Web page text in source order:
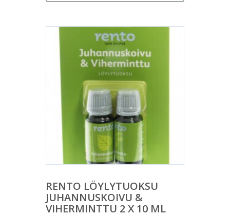
RENTO LÖYLYTUOKSU
JUHANNUSKOIVU &
VIHERMINTTU 2 X 10 ML